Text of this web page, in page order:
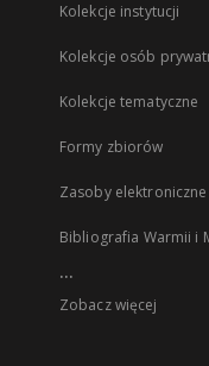
Kolekcje instytucji
Kolekcje osób
Kolekcje tematyczne
Formy zbiorów
Zasoby elektroniczne
Bibliografia Warmii i
...
Zobacz więcej